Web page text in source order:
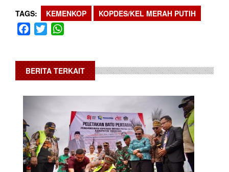
TAGS KEMENKOP KOPDES/KEL MERAH PUTIH
Facebook
Twitter
BERITA TERKAIT